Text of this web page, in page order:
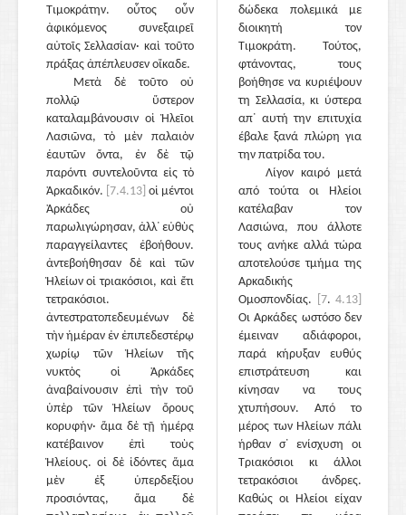
Τιμοκράτην. οὗτος οὖν
ἀφικόμενος συνεξαιρεῖ
αὐτοῖς Σελλασίαν· καὶ τοῦτο
πράξας ἀπέπλευσεν οἴκαδε.
Μετὰ δὲ τοῦτο οὐ
πολλῷ ὕστερον
καταλαμβάνουσιν οἱ Ἠλεῖοι
Λασιῶνα, τὸ μὲν παλαιὸν
ἑαυτῶν ὄντα, ἐν δὲ τῷ
παρόντι συντελοῦντα εἰς τὸ
Ἀρκαδικόν. [7.4.13] οἱ μέντοι
Ἀρκάδες οὐ
παρωλιγώρησαν, ἀλλ᾽ εὐθὺς
παραγγείλαντες ἐβοήθουν.
ἀντεβοήθησαν δὲ καὶ τῶν
Ἠλείων οἱ τριακόσιοι, καὶ ἔτι
τετρακόσιοι.
ἀντεστρατοπεδευμένων δὲ
τὴν ἡμέραν ἐν ἐπιπεδεστέρῳ
χωρίῳ τῶν Ἠλείων τῆς
νυκτὸς οἱ Ἀρκάδες
ἀναβαίνουσιν ἐπὶ τὴν τοῦ
ὑπὲρ τῶν Ἠλείων ὄρους
κορυφήν· ἅμα δὲ τῇ ἡμέρᾳ
κατέβαινον ἐπὶ τοὺς
Ἠλείους. οἱ δὲ ἰδόντες ἅμα
μὲν ἐξ ὑπερδεξίου
προσιόντας, ἅμα δὲ
δώδεκα πολεμικά με
διοικητή τον
Τιμοκράτη. Τούτος,
φτάνοντας, τους
βοήθησε να κυριέψουν
τη Σελλασία, κι ύστερα
απ᾽ αυτή την επιτυχία
έβαλε ξανά πλώρη για
την πατρίδα του.
Λίγον καιρό μετά
από τούτα οι Ηλείοι
κατέλαβαν τον
Λασιώνα, που άλλοτε
τους ανήκε αλλά τώρα
αποτελούσε τμήμα της
Αρκαδικής
Ομοσπονδίας.
[7. 4.13]
Οι Αρκάδες ωστόσο δεν
έμειναν αδιάφοροι,
παρά κήρυξαν ευθύς
επιστράτευση και
κίνησαν να τους
χτυπήσουν. Από το
μέρος των Ηλείων πάλι
ήρθαν σ᾽ ενίσχυση οι
Τριακόσιοι κι άλλοι
τετρακόσιοι άνδρες.
Καθώς οι Ηλείοι είχαν